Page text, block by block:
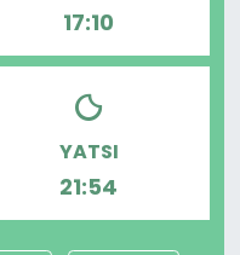
17:10
YATSI
21:54